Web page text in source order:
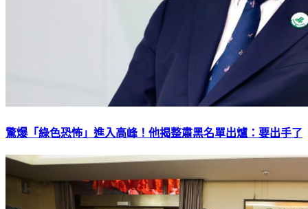
驚爆「綠色恐怖」進入高峰！他揭整肅黑名單出爐：要出手了